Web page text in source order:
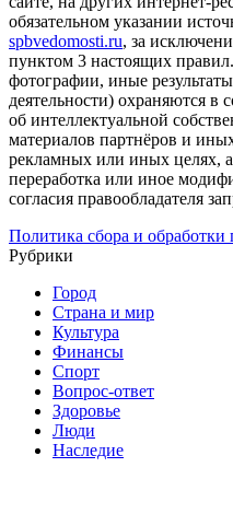
обязательном указании
spbvedomosti.ru, за
пунктом 3 настоящих правил.
фотографии, иные
деятельности) охраняются в
об интеллектуальной
материалов партнёров и
рекламных или иных целях,
переработка или иное
согласия правообладателя
Политика сбора и
Рубрики
Город
Страна и мир
Культура
Финансы
Спорт
Вопрос-ответ
Здоровье
Люди
Наследие